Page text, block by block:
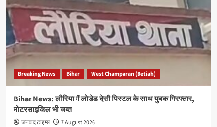
Breaking News Bihar West Champaran (Betiah)
Bihar News: लौरिया में लोडेड देसी पिस्टल के साथ युवक गिरफ्तार,
मोटरसाइकिल भी जब्त
जनवाद टाइम्स 7 August 2026